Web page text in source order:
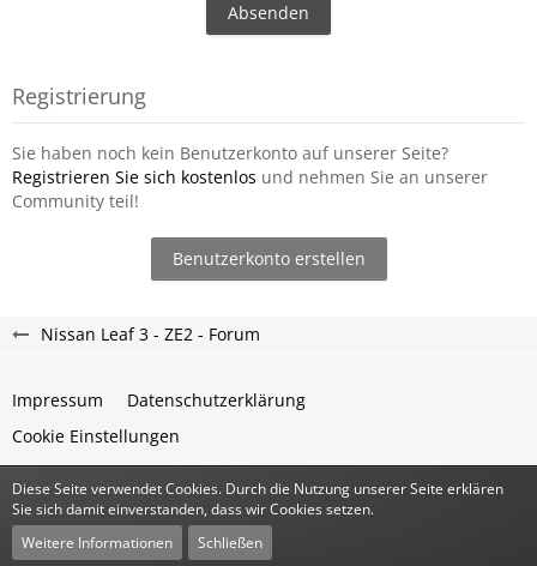
Registrierung
Sie haben noch kein Benutzerkonto auf unserer Seite?
Registrieren Sie sich kostenlos und nehmen Sie an unserer
Community teil!
Benutzerkonto erstellen
Nissan Leaf 3 - ZE2 - Forum
Impressum
Datenschutzerklärung
Cookie Einstellungen
Community-Software:WoltLab Suite™
Stil:Classicvon
Diese Seite verwendet Cookies. Durch die Nutzung unserer Seite erklären
Sie sich damit einverstanden, dass wir Cookies setzen.
Weitere Informationen
Schließen